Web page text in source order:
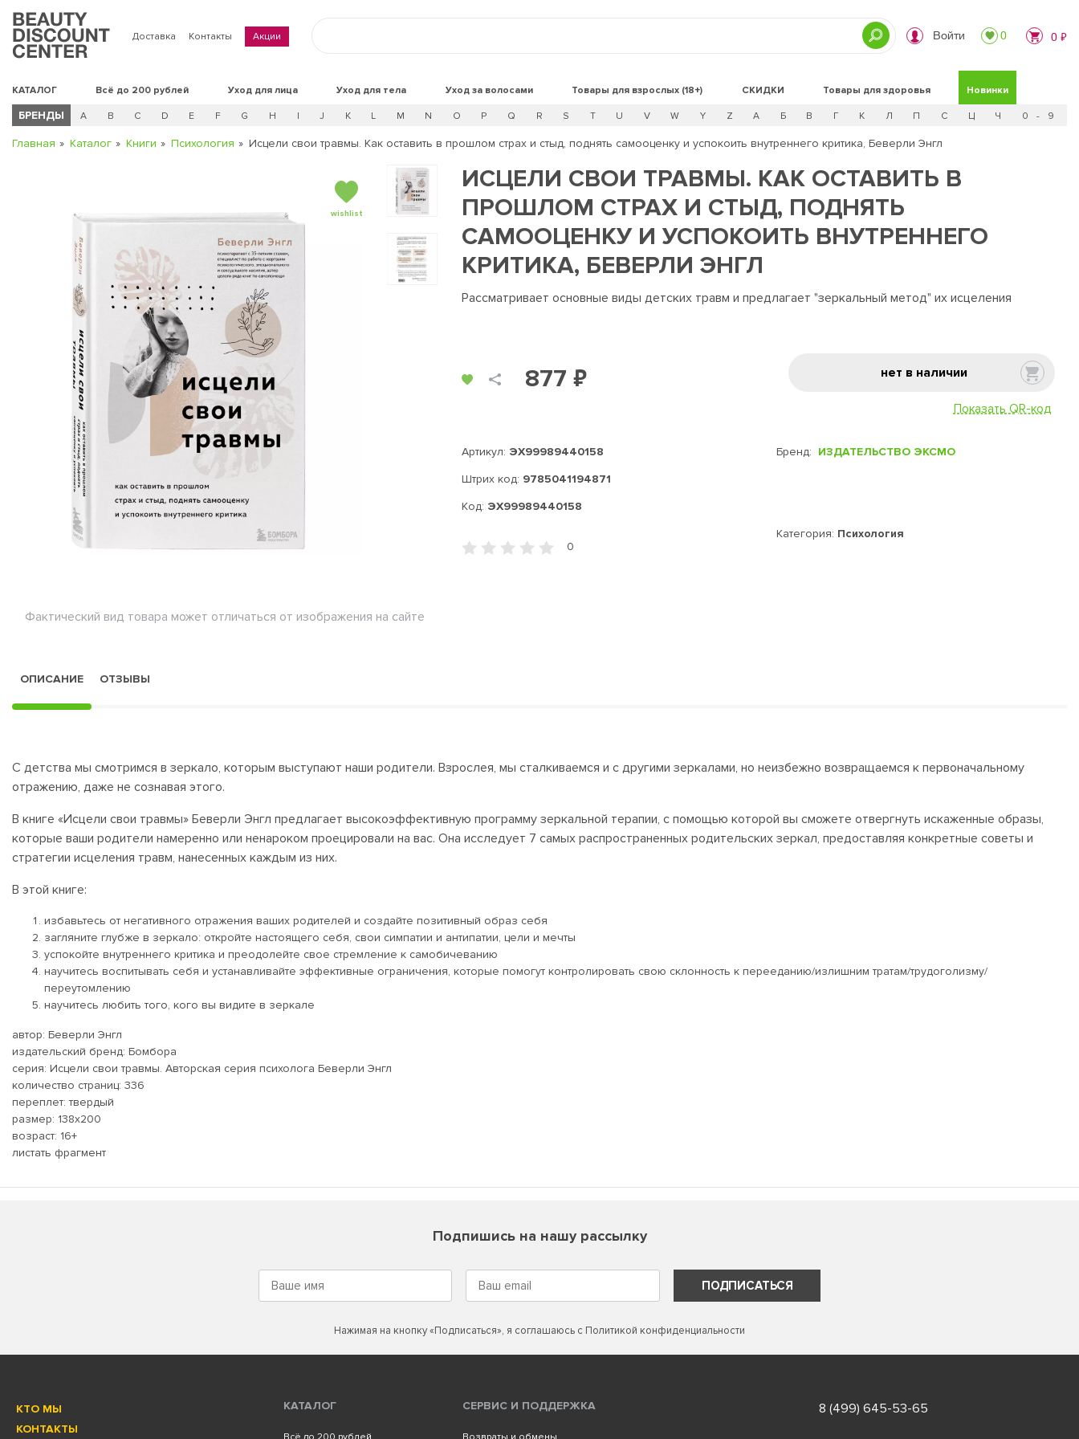
Доставка Контакты Акции Войти 0 0 ₽
КАТАЛОГ Всё до 200 рублей Уход для лица Уход для тела Уход за волосами Товары для взрослых (18+) СКИДКИ Новинки
Товары для здоровья
БРЕНДЫ A B C D E F G H I J K L M N O P Q R S T U V W Y Z А Б В Г К Л П С Ц Ч 0 - 9
Главная Каталог Книги Психология Исцели свои травмы. Как оставить в прошлом страх и стыд, поднять самооценку и успокоить внутреннего критика, Беверли Энгл
wishlist
Фактический вид товара может отличаться от изображения на сайте
ИСЦЕЛИ СВОИ ТРАВМЫ. КАК ОСТАВИТЬ В
ПРОШЛОМ СТРАХ И СТЫД, ПОДНЯТЬ
САМООЦЕНКУ И УСПОКОИТЬ ВНУТРЕННЕГО
КРИТИКА, БЕВЕРЛИ ЭНГЛ
Рассматривает основные виды детских травм и предлагает "зеркальный метод" их исцеления
877 ₽ нет в наличии
Показать QR-код
Артикул: ЭХ99989440158
Штрих код: 9785041194871
Код: ЭХ99989440158
Бренд: ИЗДАТЕЛЬСТВО ЭКСМО
Категория: Психология
0
ОПИСАНИЕ ОТЗЫВЫ
С детства мы смотримся в зеркало, которым выступают наши родители. Взрослея, мы сталкиваемся и с другими зеркалами, но неизбежно возвращаемся к первоначальному
отражению, даже не сознавая этого.
В книге «Исцели свои травмы» Беверли Энгл предлагает высокоэффективную программу зеркальной терапии, с помощью которой вы сможете отвергнуть искаженные образы,
которые ваши родители намеренно или ненароком проецировали на вас. Она исследует 7 самых распространенных родительских зеркал, предоставляя конкретные советы и
стратегии исцеления травм, нанесенных каждым из них.
В этой книге:
избавьтесь от негативного отражения ваших родителей и создайте позитивный образ себя
загляните глубже в зеркало: откройте настоящего себя, свои симпатии и антипатии, цели и мечты
успокойте внутреннего критика и преодолейте свое стремление к самобичеванию
научитесь воспитывать себя и устанавливайте эффективные ограничения, которые помогут контролировать свою склонность к перееданию/излишним тратам/трудоголизму/
переутомлению
научитесь любить того, кого вы видите в зеркале
автор: Беверли Энгл
издательский бренд: Бомбора
серия: Исцели свои травмы. Авторская серия психолога Беверли Энгл
количество страниц: 336
переплет: твердый
размер: 138x200
возраст: 16+
листать фрагмент
Подпишись на нашу рассылку
ПОДПИСАТЬСЯ
Нажимая на кнопку «Подписаться», я соглашаюсь с Политикой конфиденциальности
КТО МЫ
КОНТАКТЫ
КАТАЛОГ СЕРВИС И ПОДДЕРЖКА 8 (499) 645-53-65